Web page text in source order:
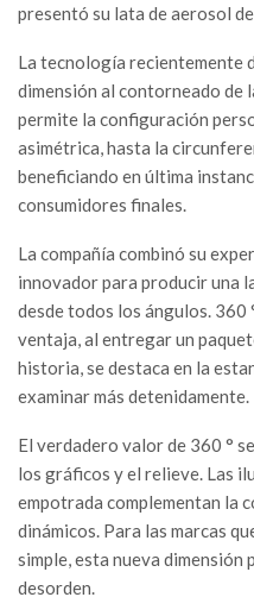
presentó su lata de aerosol
La tecnología recientemente
dimensión al contorneado de
permite la configuración
asimétrica, hasta la
beneficiando en última
consumidores finales.
La compañía combinó su
innovador para producir una
desde todos los ángulos. 360
ventaja, al entregar un
historia, se destaca en la
examinar más detenidamente.
El verdadero valor de 360 °
los gráficos y el relieve. Las
empotrada complementan la
dinámicos. Para las marcas
simple, esta nueva dimensión
desorden.